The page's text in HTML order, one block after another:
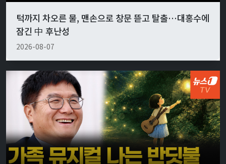
턱까지 차오른 물, 맨손으로 창문 뜯고 탈출…대홍수에
잠긴 中 후난성
2026-08-07